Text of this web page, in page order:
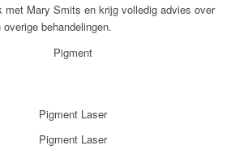
met Mary Smits en krijg volledig advies over
behandelingen.